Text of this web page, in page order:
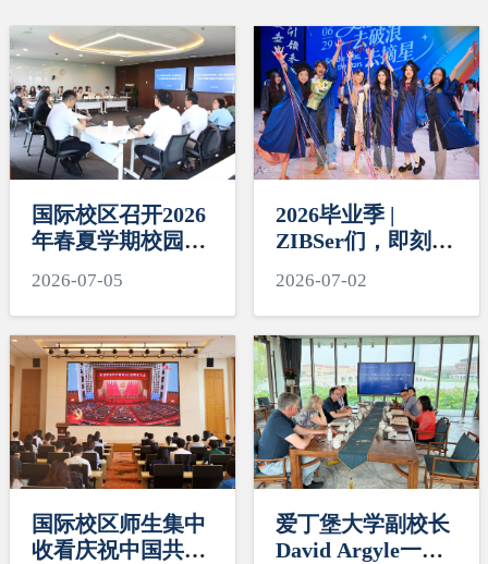
国际校区召开2026
年春夏学期校园安
2026-07-05
2026毕业季 |
ZIBSer们，即刻启
Sail the Seas,
Reach the Stars
2026-07-02
国际校区师生集中
收看庆祝中国共产
爱丁堡大学副校长
David Argyle一行